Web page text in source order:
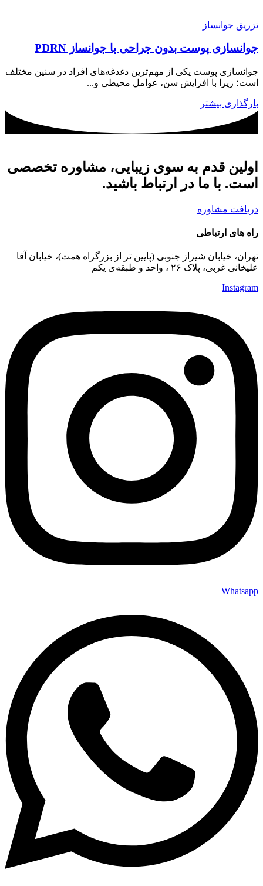
تزریق جوانساز
جوانسازی پوست بدون جراحی با جوانساز PDRN
جوانسازی پوست یکی از مهم‌ترین دغدغه‌های افراد در سنین مختلف
است؛ زیرا با افزایش سن، عوامل محیطی و...
بارگذاری بیشتر
اولین قدم به سوی زیبایی، مشاوره تخصصی
است. با ما در ارتباط باشید.
دریافت مشاوره
راه های ارتباطی
تهران، خیابان شیراز جنوبی (پایین تر از بزرگراه همت)، خیابان آقا
علیخانی غربی، پلاک ۲۶ ، واحد و طبقه‌ی یکم
Instagram
Whatsapp